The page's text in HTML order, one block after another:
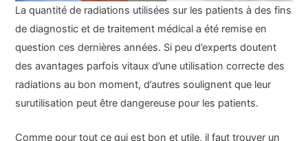
La quantité de radiations utilisées sur les patients à des fins
de diagnostic et de traitement médical a été remise en
question ces dernières années. Si peu d’experts doutent
des avantages parfois vitaux d’une utilisation correcte des
radiations au bon moment, d’autres soulignent que leur
surutilisation peut être dangereuse pour les patients.
Comme pour tout ce qui est bon et utile, il faut trouver un